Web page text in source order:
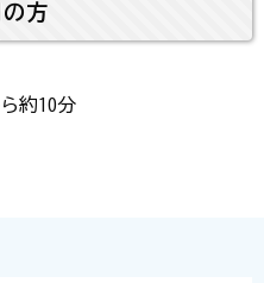
方
約10分